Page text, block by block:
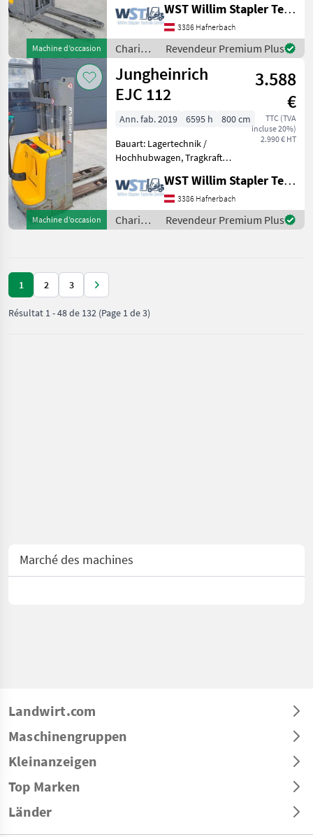
Machine d’occasion
Bauhöhe: 1700mm,
Gabellänge: 1150mm,
Batterie: Bj. 2019 24V ,
Transpalette haute levée,
Entr
WST Willim Stapler Technik GmbH
3386 Hafnerbach
Chariots
élévateurs
et
techniques
de
stockage
Jungheinrich
Revendeur Premium Plus
Machine d’occasion
Jungheinrich
EJC 112
3.588
€
TTC (TVA
incluse 20%)
2.990 € HT
Ann. fab. 2019 6595 h
800 cm
Bauart: Lagertechnik /
Hochhubwagen, Tragkraft:
Bauhöhe: 1730mm,
Gabellänge: 1150mm,
Batterie: Bj. 2019 24V ,
Transpalette haute levée,
WST Willim Stapler Technik GmbH
3386 Hafnerbach
Chariots
élévateurs
Jungheinrich
Revendeur Premium Plus
1 2 3
Résultat 1-48de 132 (Page 1 de 3)
Marché des machines
Landwirt.com
Maschinengruppen
Kleinanzeigen
Top Marken
Länder